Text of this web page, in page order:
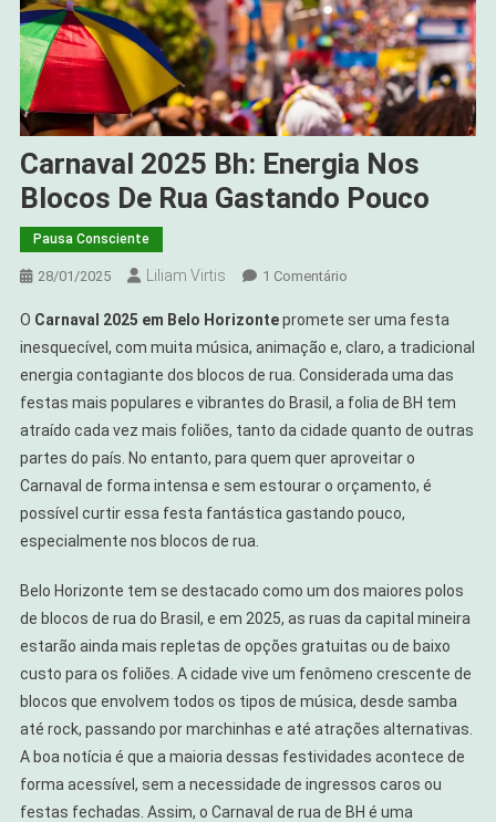
Carnaval 2025 Bh: Energia Nos
Blocos De Rua Gastando Pouco
Pausa Consciente
28/01/2025 Liliam Virtis 1 ComentárioEm
2025
Bh:
Energia
Nos
Blocos
De
O Carnaval 2025 em Belo Horizontepromete ser uma festa
inesquecível, com muita música, animação e, claro, a tradicional
energia contagiante dos blocos de rua. Considerada uma das
festas mais populares e vibrantes do Brasil, a folia de BH tem
atraído cada vez mais foliões, tanto da cidade quanto de outras
partes do país. No entanto, para quem quer aproveitar o
Carnaval de forma intensa e sem estourar o orçamento, é
possível curtir essa festa fantástica gastando pouco,
especialmente nos blocos de rua.
Belo Horizonte tem se destacado como um dos maiores polos
de blocos de rua do Brasil, e em 2025, as ruas da capital mineira
estarão ainda mais repletas de opções gratuitas ou de baixo
custo para os foliões. A cidade vive um fenômeno crescente de
blocos que envolvem todos os tipos de música, desde samba
até rock, passando por marchinhas e até atrações alternativas.
A boa notícia é que a maioria dessas festividades acontece de
forma acessível, sem a necessidade de ingressos caros ou
festas fechadas. Assim, o Carnaval de rua de BH é uma